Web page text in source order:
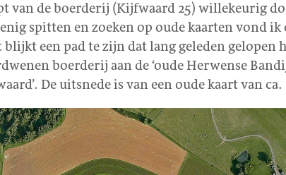
van de boerderij (Kijfwaard 25) willekeurig
spitten en zoeken op oude kaarten vond
een pad te zijn dat lang geleden gelopen
boerderij aan de ‘oude Herwense
De uitsnede is van een oude kaart van ca.